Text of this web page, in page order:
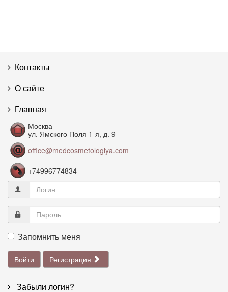
Контакты
О сайте
Главная
Москва
ул. Ямского Поля 1-я, д. 9
office@medcosmetologiya.com
+74996774834
Запомнить меня
Войти Регистрация
Забыли логин?